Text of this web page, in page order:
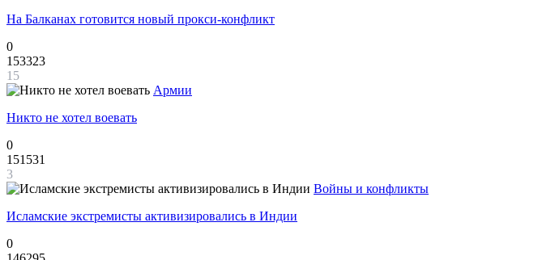
На Балканах готовится новый прокси-конфликт
0
153323
15
Армии
Никто не хотел воевать
0
151531
3
Войны и конфликты
Исламские экстремисты активизировались в Индии
0